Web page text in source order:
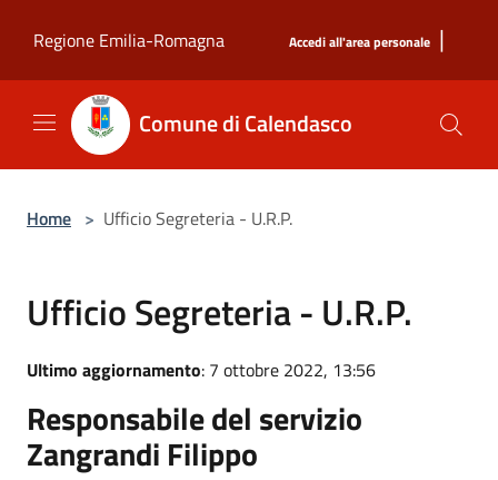
Regione Emilia-Romagna
Accedi all'area personale |
Comune di Calendasco
Home > Ufficio Segreteria - U.R.P.
Ufficio Segreteria - U.R.P.
Ultimo aggiornamento: 7 ottobre 2022, 13:56
Responsabile del servizio
Zangrandi Filippo